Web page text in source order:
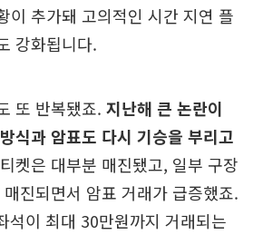
이 추가돼 고의적인 시간 지연 플
강화됩니다.
또 반복됐죠. 지난해 큰 논란이
식과 암표도 다시 기승을 부리고
켓은 대부분 매진됐고, 일부 구장
진되면서 암표 거래가 급증했죠.
석이 최대 30만원까지 거래되는